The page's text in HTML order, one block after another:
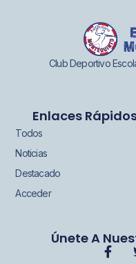
Club Deportivo
Enlaces
Todos
Noticias
Destacado
Acceder
Únete A